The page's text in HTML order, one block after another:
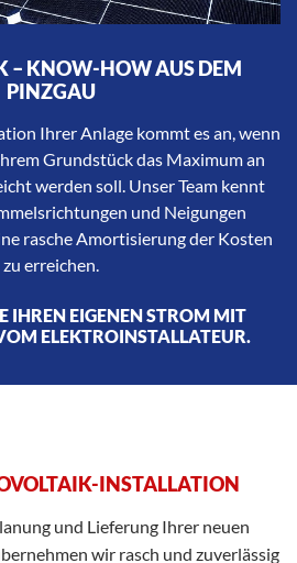
– KNOW-HOW AUS DEM
PINZGAU
Ihrer Anlage kommt es an, wenn
Grundstück das Maximum an
werden soll. Unser Team kennt
und Neigungen
rasche Amortisierung der Kosten
zu erreichen.
IHREN EIGENEN STROM MIT
ELEKTROINSTALLATEUR.
INSTALLATION
und Lieferung Ihrer neuen
wir rasch und zuverlässig